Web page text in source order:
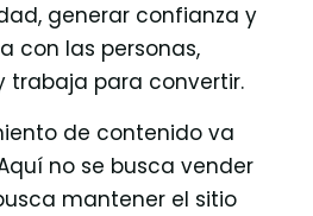
generar confianza y
con las personas,
trabaja para convertir.
de contenido va
no se busca vender
mantener el sitio